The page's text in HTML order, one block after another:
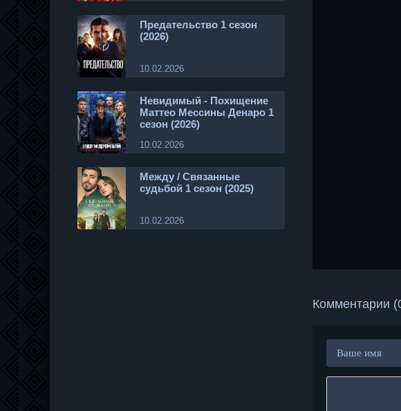
Комментарии
Предательство 1 сезон
(2026)
10.02.2026
Невидимый - Похищение
Маттео Мессины Денаро 1
сезон (2026)
10.02.2026
Между / Связанные
судьбой 1 сезон (2025)
10.02.2026